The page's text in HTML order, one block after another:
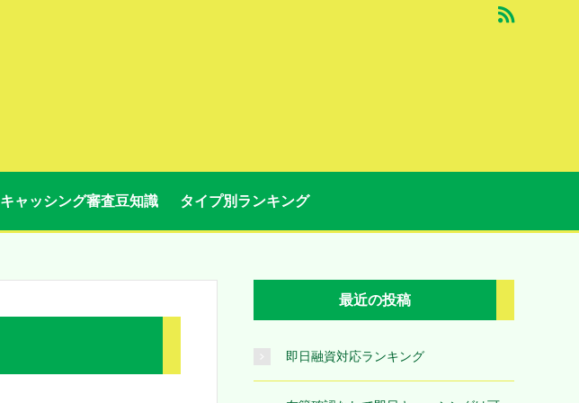
キャッシング審査豆知識 タイプ別ランキング
最近の投稿
即日融資対応ランキング